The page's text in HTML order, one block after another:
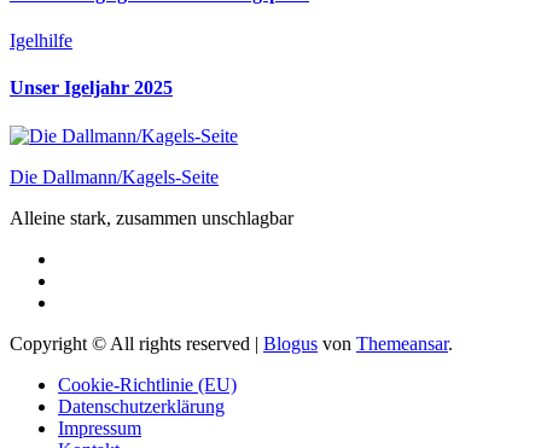
Igelhilfe
Unser Igeljahr 2025
Die Dallmann/Kagels-Seite
Alleine stark, zusammen unschlagbar
Copyright © All rights reserved | Blogus von Themeansar.
Cookie-Richtlinie (EU)
Datenschutzerklärung
Impressum